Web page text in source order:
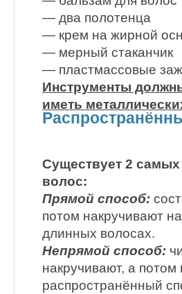
— два полотенца
— крем на жирной
— мерный стаканчик
— пластмассовые
Инструменты
иметь
Существует 2
волос:
Прямой способ:
потом накручивают
длинных волосах.
Непрямой способ:
накручивают, а
распространённый